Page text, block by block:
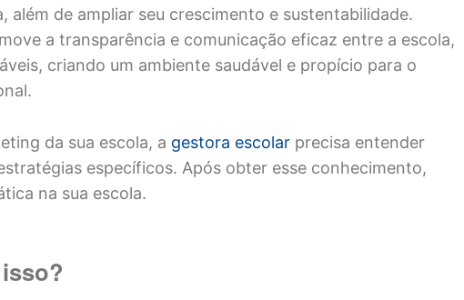
além de ampliar seu crescimento e sustentabilidade.
a transparência e comunicação eficaz entre a escola,
criando um ambiente saudável e propício para o
da sua escola, a gestora escolar precisa entender
específicos. Após obter esse conhecimento,
na sua escola.